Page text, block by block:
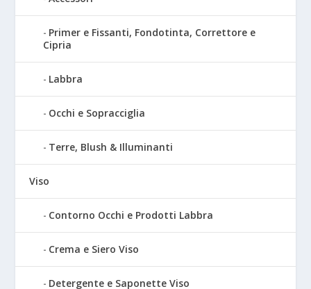
Primer e Fissanti, Fondotinta, Correttore e
Cipria
Labbra
Occhi e Sopracciglia
Terre, Blush & Illuminanti
Viso
Contorno Occhi e Prodotti Labbra
Crema e Siero Viso
Detergente e Saponette Viso